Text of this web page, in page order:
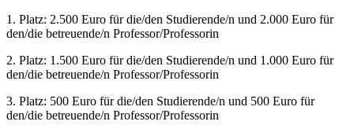
1. Platz: 2.500 Euro für die/den Studierende/n und 2.000 Euro für
den/die betreuende/n Professor/Professorin
2. Platz: 1.500 Euro für die/den Studierende/n und 1.000 Euro für
den/die betreuende/n Professor/Professorin
3. Platz: 500 Euro für die/den Studierende/n und 500 Euro für
den/die betreuende/n Professor/Professorin